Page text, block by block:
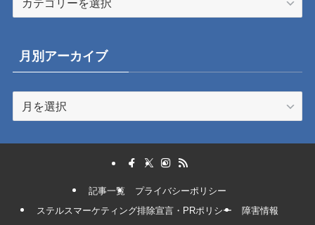
テ
リ
ー
月別アーカイブ
別
記事一覧
プライバシーポリシー
ステルスマーケティング排除宣言・PRポリシー
障害情報